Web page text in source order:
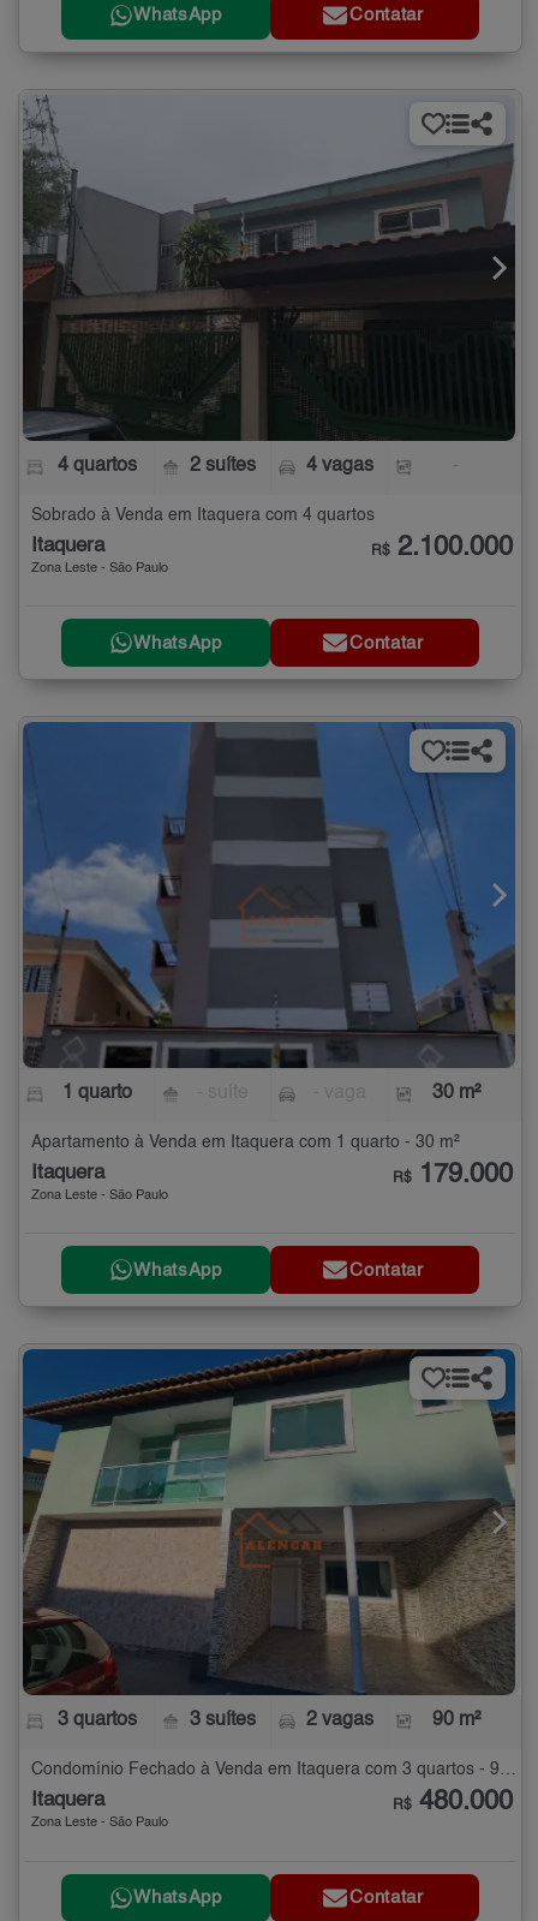
WhatsApp Contatar
4 quartos 2 suítes 4 vagas
Sobrado à Venda em Itaquera com 4 quartos
Itaquera
Zona Leste - São Paulo
R$ 2.100.000
WhatsApp Contatar
1 quarto 30 m²
Apartamento à Venda em Itaquera com 1 quarto - 30 m²
Itaquera
Zona Leste - São Paulo
R$ 179.000
WhatsApp Contatar
3 quartos 3 suítes 2 vagas 90 m²
Condomínio Fechado à Venda em Itaquera com 3 quartos - 90 m²
Itaquera
Zona Leste - São Paulo
R$ 480.000
WhatsApp Contatar